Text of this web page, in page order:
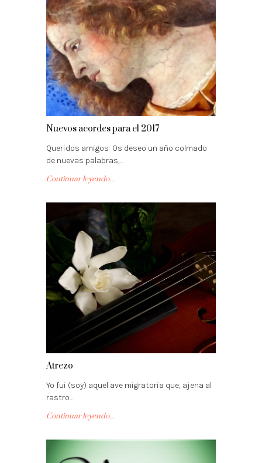
Nuevos acordes para el 2017
Queridos amigos: Os deseo un año colmado
de nuevas palabras,…
Continuar leyendo...
Atrezo
Yo fui (soy) aquel ave migratoria que, ajena al
rastro…
Continuar leyendo...